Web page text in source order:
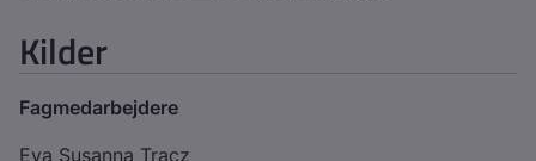
Kilder
Fagmedarbejdere
Eva Susanna Tracz